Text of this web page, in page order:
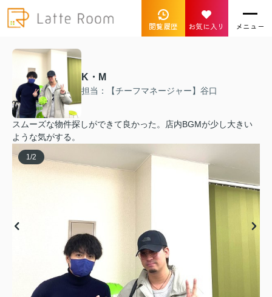
閲覧履歴 お気に入り メニュー
K・M
担当：【チーフマネージャー】谷口
スムーズな物件探しができて良かった。店内BGMが少し大きい
ような気がする。
1 /2